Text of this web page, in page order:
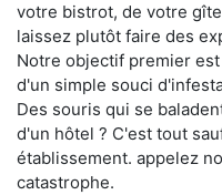
votre bistrot, de votre
laissez plutôt faire des
Notre objectif premier
d'un simple souci
Des souris qui se
d'un hôtel ? C'est tout
établissement. appelez
catastrophe.